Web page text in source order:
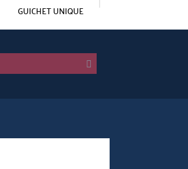
GUICHET UNIQUE